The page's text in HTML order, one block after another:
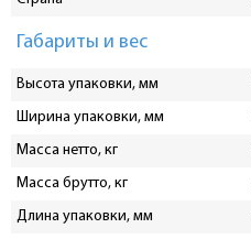
Габариты и вес
Высота упаковки, мм
Ширина упаковки, мм
Масса нетто, кг
Масса брутто, кг
Длина упаковки, мм